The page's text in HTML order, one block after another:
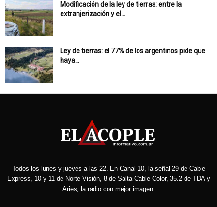
Modificación de la ley de tierras: entre la
extranjerización y el...
Ley de tierras: el 77% de los argentinos pide que
haya...
Todos los lunes y jueves a las 22. En Canal 10, la señal 29 de Cable
Express, 10 y 11 de Norte Visión, 8 de Salta Cable Color, 35.2 de TDA y
Aries, la radio con mejor imagen.